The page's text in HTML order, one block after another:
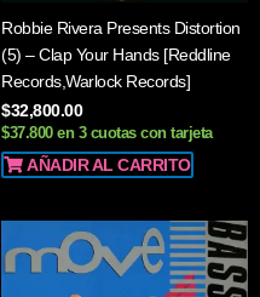
Robbie Rivera Presents Distortion
(5) – Clap Your Hands [Reddline
Records,Warlock Records]
$32,800.00
$37.800 en 3 cuotas con tarjeta
AÑADIR AL CARRITO